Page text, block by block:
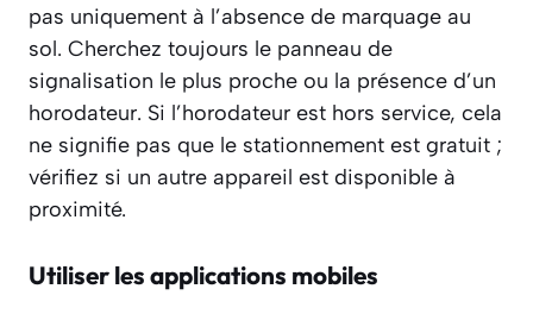
pas uniquement à l’absence de marquage au
sol. Cherchez toujours le panneau de
signalisation le plus proche ou la présence d’un
horodateur. Si l’horodateur est hors service, cela
ne signifie pas que le stationnement est gratuit ;
vérifiez si un autre appareil est disponible à
proximité.
Utiliser les applications mobiles